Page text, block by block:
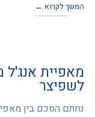
המשך לקרוא ←
מאפיית אנג'ל
לשפיצר
נחתם הסכם בין